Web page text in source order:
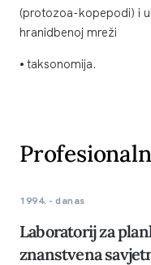
(protozoa-kopepodi) i
hranidbenoj mreži
⦁ taksonomija.
1994. - danas
Laboratorij za
znanstvena